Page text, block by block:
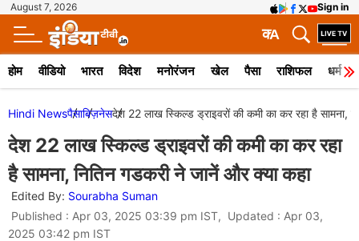
August 7, 2026 Sign in
A
क
होम वीडियो भारत विदेश मनोरंजन खेल पैसा राशिफल धर्म
Hindi Newsपैसाबिज़नेसदेश 22 लाख स्किल्ड ड्राइवरों की कमी का कर रहा है सामना,
देश 22 लाख स्किल्ड ड्राइवरों की कमी का कर रहा
है सामना, नितिन गडकरी ने जानें और क्या कहा
Edited By: Sourabha Suman
Published : Apr 03, 2025 03:39 pm IST, Updated : Apr 03,
2025 03:42 pm IST